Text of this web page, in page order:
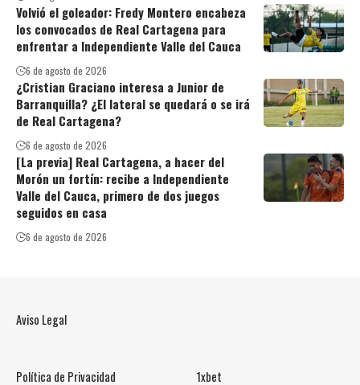
Volvió el goleador: Fredy Montero encabeza
los convocados de Real Cartagena para
enfrentar a Independiente Valle del Cauca
6 de agosto de 2026
¿Cristian Graciano interesa a Junior de
Barranquilla? ¿El lateral se quedará o se irá
de Real Cartagena?
6 de agosto de 2026
[La previa] Real Cartagena, a hacer del
Morón un fortín: recibe a Independiente
Valle del Cauca, primero de dos juegos
seguidos en casa
6 de agosto de 2026
Aviso Legal
Política de Privacidad 1xbet